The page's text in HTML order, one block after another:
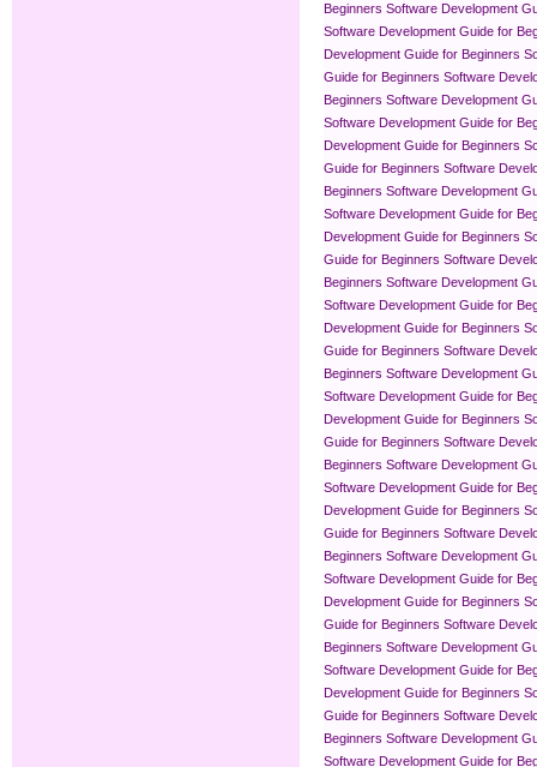
Beginners Software Development
Software Development Guide for
Development Guide for Beginners
Guide for Beginners Software
Beginners Software Development
Software Development Guide for
Development Guide for Beginners
Guide for Beginners Software
Beginners Software Development
Software Development Guide for
Development Guide for Beginners
Guide for Beginners Software
Beginners Software Development
Software Development Guide for
Development Guide for Beginners
Guide for Beginners Software
Beginners Software Development
Software Development Guide for
Development Guide for Beginners
Guide for Beginners Software
Beginners Software Development
Software Development Guide for
Development Guide for Beginners
Guide for Beginners Software
Beginners Software Development
Software Development Guide for
Development Guide for Beginners
Guide for Beginners Software
Beginners Software Development
Software Development Guide for
Development Guide for Beginners
Guide for Beginners Software
Beginners Software Development
Software Development Guide for